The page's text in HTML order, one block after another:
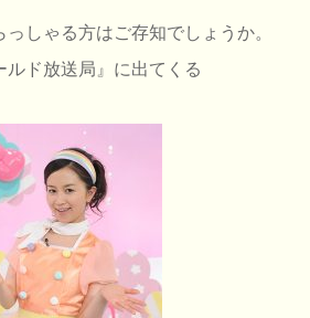
しゃる方はご存知でしょうか。
ド放送局』に出てくる